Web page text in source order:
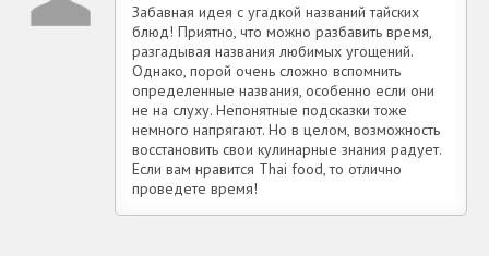
Забавная идея с угадкой названий тайских
блюд! Приятно, что можно разбавить время,
разгадывая названия любимых угощений.
Однако, порой очень сложно вспомнить
определенные названия, особенно если они
не на слуху. Непонятные подсказки тоже
немного напрягают. Но в целом, возможность
восстановить свои кулинарные знания радует.
Если вам нравится Thai food, то отлично
проведете время!